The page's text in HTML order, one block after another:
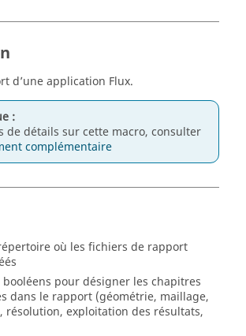
d’une application Flux.
:
de détails sur cette macro, consulter
complémentaire
où les fichiers de rapport
booléens pour désigner les chapitres
dans le rapport (géométrie, maillage,
résolution, exploitation des résultats,